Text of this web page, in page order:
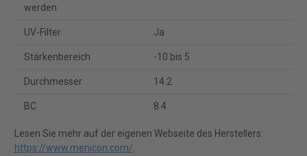
werden
UV-Filter Ja
Stärkenbereich -10 bis 5
Durchmesser 14.2
BC 8.4
Lesen Sie mehr auf der eigenen Webseite des Herstellers:
https://www.menicon.com/.